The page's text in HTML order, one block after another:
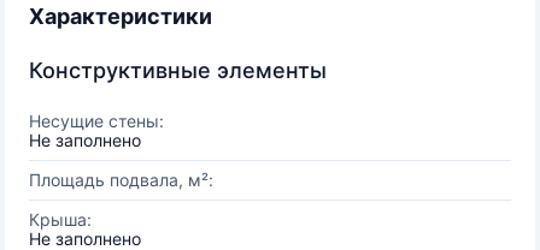
Характеристики
Конструктивные элементы
Несущие стены:
Не заполнено
Площадь подвала, м²:
Крыша:
Не заполнено